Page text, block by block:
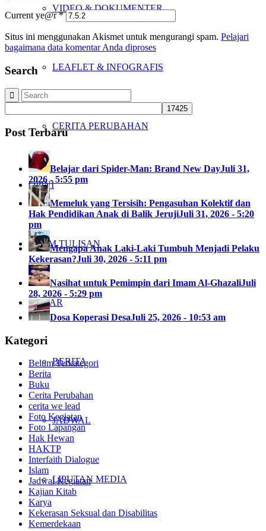
VIDEO & DOKUMENTER
LEAFLET & INFOGRAFIS
CERITA PERUBAHAN
OPINI
KIRIM TULISAN
KABAR
BERITA
JADWAL
LIPUTAN MEDIA
Current ye@r*
Situs ini menggunakan Akismet untuk mengurangi spam. Pelajari
bagaimana data komentar Anda diproses
Search
Post Terbaru
Belajar dari Spider-Man: Brand New DayJuli 31,
2026 - 5:55 pm
Memeluk yang Tersisih: Pengasuhan Kolektif dan
Hak Pendidikan Anak di Balik JerujiJuli 31, 2026 - 5:20
pm
Mengapa Anak Laki-Laki Tumbuh Menjadi Pelaku
Kekerasan?Juli 30, 2026 - 5:11 pm
Nasihat untuk Pemimpin dari Imam Al-GhazaliJuli
28, 2026 - 5:29 pm
Dosa Koperasi DesaJuli 25, 2026 - 10:53 am
Kategori
Belum Terkategori
Berita
Buku
Cerita Perubahan
cerita we lead
Foto Kegiatan
Foto Lapangan
Hak Hewan
HAKTP
Interfaith Dialogue
Islam
Jadwal Kegiatan
Kajian Kitab
Karya
Kekerasan Seksual dan Disabilitas
Kemerdekaan